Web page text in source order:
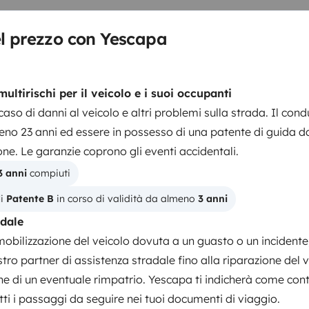
prezzo con Yescapa
per il veicolo e i suoi occupanti
di danni al veicolo e altri problemi sulla strada. Il
23 anni ed essere in possesso di una patente di guida
Le garanzie coprono gli eventi accidentali.
anni compiuti
Patente B in corso di validità da almeno 3 anni
del veicolo dovuta a un guasto o un
partner di assistenza stradale fino alla riparazione del
di un eventuale rimpatrio. Yescapa ti indicherà come
i passaggi da seguire nei tuoi documenti di viaggio.
appareils numériques ou
de sport, gourmand ou juste à
vos envies, vos passions,
souhaits. Nous vous
Parking sécurisé
et facile à 2mn de l'A7 et 10
Letti 2
14x190 cm
Prodotti di consumo
Chiusura centralizzata